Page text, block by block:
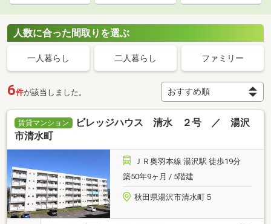
人数に合った間取りを選ぶ
一人暮らし 二人暮らし ファミリー
6件が該当しました。
賃貸マンション
ビレッジハウス 清水 ２号 ／ 湯沢
市清水町
ＪＲ奥羽本線 湯沢駅 徒歩19分
築50年9ヶ月 / 5階建
秋田県湯沢市清水町５